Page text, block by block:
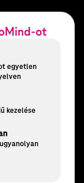
ot
egyetlen
kezelése